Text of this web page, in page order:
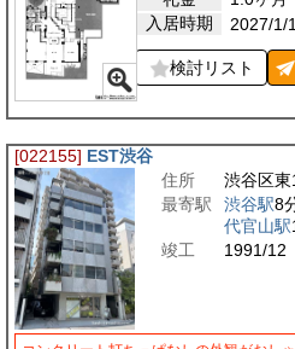
入居時期
2027/1/
検討リスト
[022155] EST渋谷
住所
渋谷区
最寄駅
渋谷駅8
代官山駅
竣工
1991/12